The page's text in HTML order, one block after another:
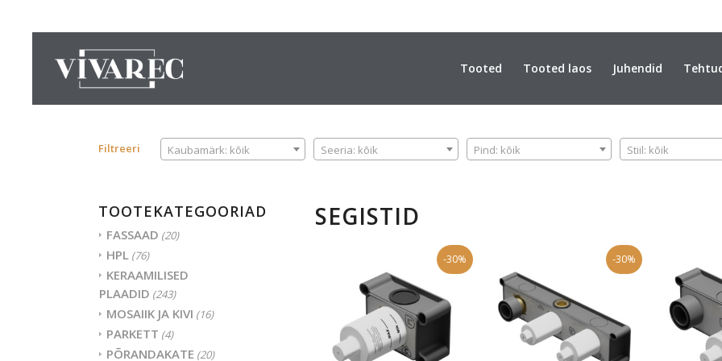
Tooted Tooted laos Juhendid
Filtreeri KAUBAMÄRK
Kaubamärk: kõik SEERIA
Seeria: kõik PIND
Pind: kõik STIIL
Stiil: kõik
SEGISTID
-30% -30%
TOOTEKATEGOORIAD
FASSAAD (20)
HPL (76)
KERAAMILISED
PLAADID (243)
MOSAIIK JA KIVI (16)
PARKETT (4)
PÕRANDAKATE (20)